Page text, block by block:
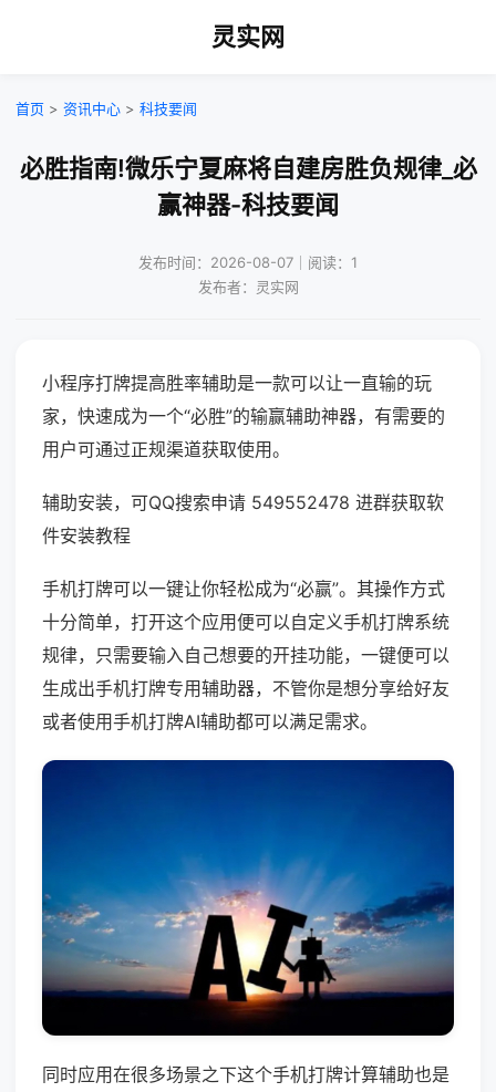
灵实网
首页 > 资讯中心 > 科技要闻
必胜指南!微乐宁夏麻将自建房胜负规律_必
赢神器-科技要闻
发布时间：2026-08-07｜阅读：1
发布者：灵实网
小程序打牌提高胜率辅助是一款可以让一直输的玩
家，快速成为一个“必胜”的输赢辅助神器，有需要的
用户可通过正规渠道获取使用。
辅助安装，可QQ搜索申请 549552478 进群获取软
件安装教程
手机打牌可以一键让你轻松成为“必赢”。其操作方式
十分简单，打开这个应用便可以自定义手机打牌系统
规律，只需要输入自己想要的开挂功能，一键便可以
生成出手机打牌专用辅助器，不管你是想分享给好友
或者使用手机打牌AI辅助都可以满足需求。
同时应用在很多场景之下这个手机打牌计算辅助也是